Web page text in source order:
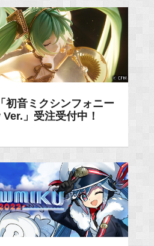
初音ミクシンフォニー
」受注受付中！